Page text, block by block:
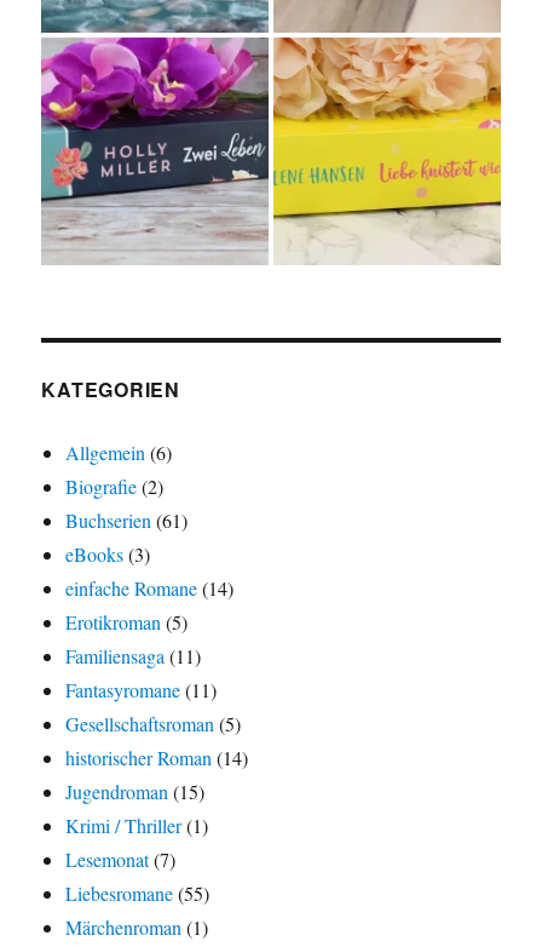
KATEGORIEN
Allgemein (6)
Biografie(2)
Buchserien (61)
eBooks(3)
einfache Romane(14)
Erotikroman (5)
Familiensaga (11)
Fantasyromane(11)
Gesellschaftsroman (5)
historischer Roman (14)
Jugendroman (15)
Krimi / Thriller(1)
Lesemonat(7)
Liebesromane(55)
Märchenroman (1)